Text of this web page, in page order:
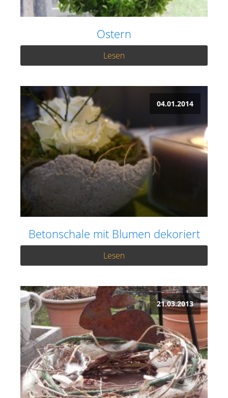
Ostern
Lesen
04.01.2014
Betonschale mit Blumen dekoriert
Lesen
21.03.2013